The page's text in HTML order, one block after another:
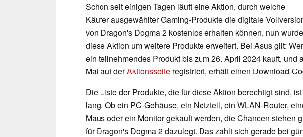
Schon seit einigen Tagen läuft eine Aktion, durch welche
Käufer ausgewählter Gaming-Produkte die digitale
von Dragon's Dogma 2 kostenlos erhalten können, nun wurde
diese Aktion um weitere Produkte erweitert. Bei Asus gilt: Wer
ein teilnehmendes Produkt bis zum 26. April 2024 kauft, und
Mai auf derAktionsseite registriert, erhält einen Download-
Die Liste der Produkte, die für diese Aktion berechtigt sind,
lang. Ob ein PC-Gehäuse, ein Netzteil, ein WLAN-Router,
Maus oder ein Monitor gekauft werden, die Chancen stehen
für Dragon's Dogma 2 dazulegt. Das zahlt sich gerade bei